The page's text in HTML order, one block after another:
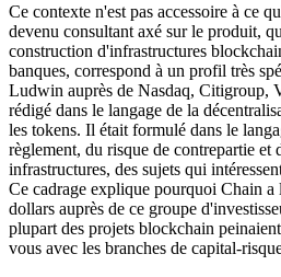
Ce contexte n'est pas accessoire à ce
devenu consultant axé sur le produit,
construction d'infrastructures
banques, correspond à un profil très
Ludwin auprès de Nasdaq, Citigroup,
rédigé dans le langage de la
les tokens. Il était formulé dans le
règlement, du risque de contrepartie et
infrastructures, des sujets qui
Ce cadrage explique pourquoi Chain
dollars auprès de ce groupe
plupart des projets blockchain
vous avec les branches de capital-